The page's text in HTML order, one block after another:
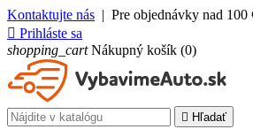
Kontaktujte nás | Pre objednávky nad 100
 Prihláste sa
shopping_cart Nákupný košík (0)
 Hľadať